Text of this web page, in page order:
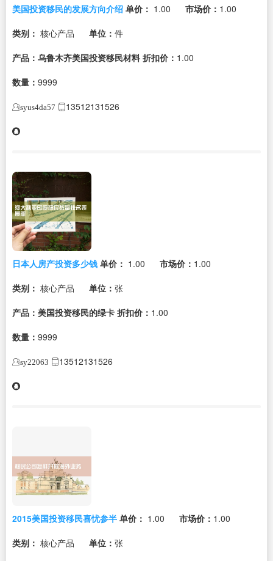
美国投资移民的发展方向介绍 单价： 1.00 市场价： 1.00
类别： 核心产品 单位： 件
产品：乌鲁木齐美国投资移民材料 折扣价： 1.00
数量： 9999
syus4da57 13512131526
日本人房产投资多少钱 单价： 1.00 市场价： 1.00
类别： 核心产品 单位： 张
产品：美国投资移民的绿卡 折扣价： 1.00
数量： 9999
sy22063 13512131526
2015美国投资移民喜忧参半 单价： 1.00 市场价： 1.00
类别： 核心产品 单位： 张